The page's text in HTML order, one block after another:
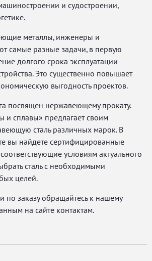
и судостроении,
металлы, инженеры и
самые разные задачи, в первую
долгого срока эксплуатации
Это существенно повышает
выгодность проектов.
посвящен нержавеющему прокату.
и сплавы» предлагает своим
сталь различных марок. В
вы найдете сертифицированные
условиям актуального
сталь с необходимыми
целей.
по заказу обращайтесь к нашему
на сайте контактам.